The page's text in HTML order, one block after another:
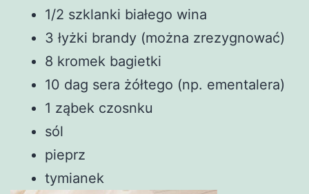
1/2 szklanki białego wina
3 łyżki brandy (można zrezygnować)
8 kromek bagietki
10 dag sera żółtego (np. ementalera)
1 ząbek czosnku
sól
pieprz
tymianek